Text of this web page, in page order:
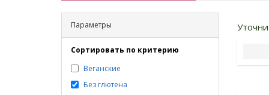
Параметры
Сортировать по критерию
Веганские
Без глютена